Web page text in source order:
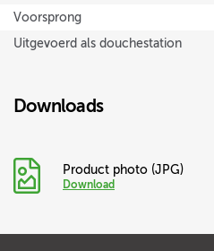
Voorsprong
Uitgevoerd als douchestation
Downloads
Product photo (JPG)
Download